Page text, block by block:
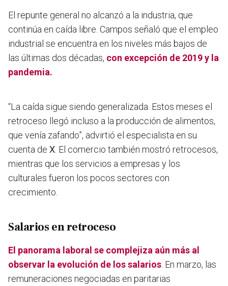
El repunte general no alcanzó a la industria, que
continúa en caída libre. Campos señaló que el empleo
industrial se encuentra en los niveles más bajos de
las últimas dos décadas, con excepción de 2019 y la
pandemia.
“La caída sigue siendo generalizada. Estos meses el
retroceso llegó incluso a la producción de alimentos,
que venía zafando”, advirtió el especialista en su
cuenta de X. El comercio también mostró retrocesos,
mientras que los servicios a empresas y los
culturales fueron los pocos sectores con
crecimiento.
Salarios en retroceso
El panorama laboral se complejiza aún más al
observar la evolución de los salarios. En marzo, las
remuneraciones negociadas en paritarias